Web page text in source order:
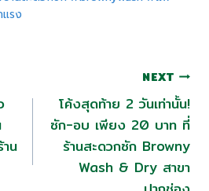
รง
น
NEXT
โค้งสุดท้าย 2 วันเท่านั้น!
ซัก-อบ เพียง 20 บาท ที่
ร้านสะดวกซัก Browny
Wash & Dry สาขา